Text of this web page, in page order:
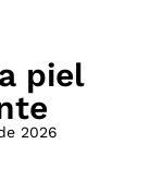
piel
2026